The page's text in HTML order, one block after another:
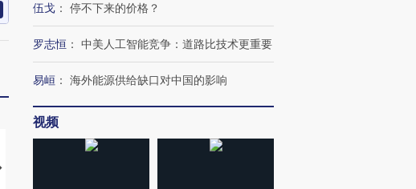
马航飞行员跨国走私7万
伍戈 ： 停不下来的价格？
罗志恒 ： 中美人工智能竞争：道路比技术更重要
易峘 ： 海外能源供给缺口对中国的影响
视频